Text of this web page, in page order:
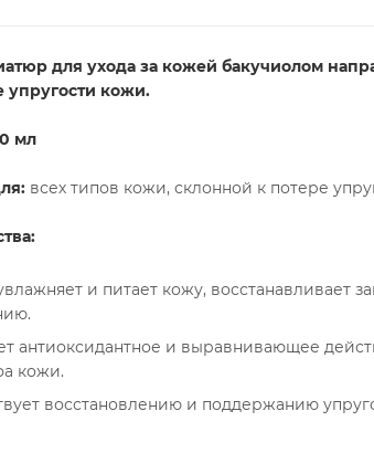
для ухода за кожей бакучиолом
упругости кожи.
мл
всех типов кожи, склонной к потере
и питает кожу, восстанавливает
антиоксидантное и выравнивающее
кожи.
восстановлению и поддержанию